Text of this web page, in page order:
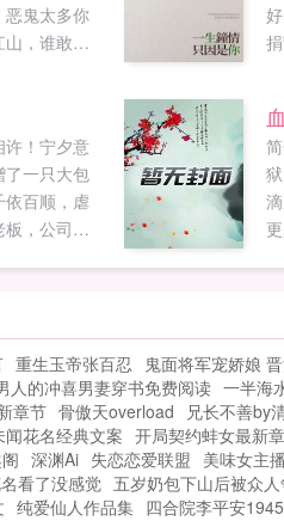
恶鬼太多你
，谁敢纵
许！宁夕意
了一只大包
百顺，虐
，公司真
大熊！那是
本我特别喜
淡定可以。
。陆霆
脱甜宠文新
重生玉帝张百忍 鬼面将军宠娇娘
人的冲喜男妻穿书免费阅读 一半海
章节 骨傲天overload 兄长不善by
闻花名经典文案 开局契约蚌女最新
深渊Ai 失恋恋爱联盟 美味女主
看了没感觉 五岁奶包下山后被众
纯爱仙人作品集 四合院李平安1945